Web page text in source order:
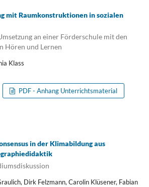
mit Raumkonstruktionen in sozialen
an einer Förderschule mit den
Hören und Lernen
Klass
PDF - Anhang Unterrichtsmaterial
in der Klimabildung aus
Dirk Felzmann, Carolin Klüsener, Fabian